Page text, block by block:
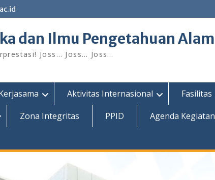
dan Ilmu Pengetahuan Alam
Joss… Joss… Joss…
Aktivitas Internasional Fasilitas
Zona Integritas PPID Agenda Kegiatan